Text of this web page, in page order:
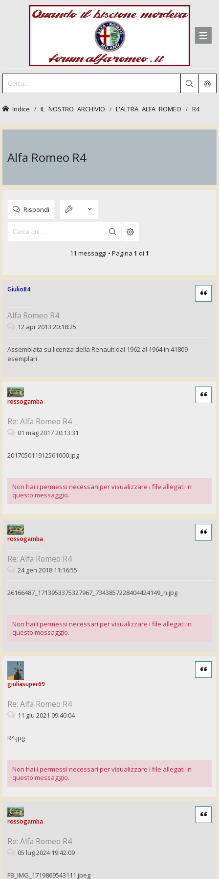
Indice IL NOSTRO ARCHIVIO L'ALTRA ALFA ROMEO R4
Alfa Romeo R4
Rispondi
11 messaggi • Pagina 1 di 1
Giulio84
Alfa Romeo R4
Cita
12 apr 2013 20:18:25
Assemblata su licenza della Renault dal 1962 al 1964 in 41809
esemplari
rossogamba
Re: Alfa Romeo R4
Cita
01 mag 2017 20:13:31
201705011912561000.jpg
Non hai i permessi necessari per visualizzare i file allegati in
questo messaggio.
rossogamba
Re: Alfa Romeo R4
Cita
24 gen 2018 11:16:55
26166487_1713953375327967_7343857228404424149_n.jpg
Non hai i permessi necessari per visualizzare i file allegati in
questo messaggio.
giuliasuper69
Re: Alfa Romeo R4
Cita
11 giu 2021 09:40:04
R4.jpg
Non hai i permessi necessari per visualizzare i file allegati in
questo messaggio.
rossogamba
Re: Alfa Romeo R4
Cita
05 lug 2024 19:42:09
FB_IMG_1719869543111.jpeg